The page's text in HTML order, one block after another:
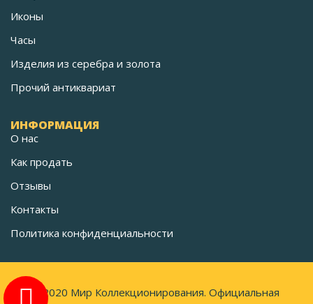
Иконы
Часы
Изделия из серебра и золота
Прочий антиквариат
ИНФОРМАЦИЯ
О нас
Как продать
Отзывы
Контакты
Политика конфиденциальности
©2020 Мир Коллекционирования. Официальная